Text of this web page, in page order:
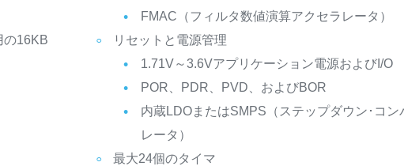
の16KB
FMAC（フィルタ数値演算アクセラレータ）
リセットと電源管理
1.71V～3.6Vアプリケーション電源およびI/O
POR、PDR、PVD、およびBOR
内蔵LDOまたはSMPS（ステップダウン･コン
レータ）
最大24個のタイマ